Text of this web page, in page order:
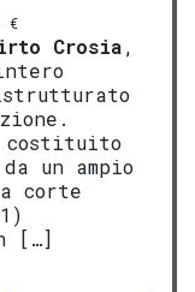
€
Crosia,
un ampio
corte
[…]